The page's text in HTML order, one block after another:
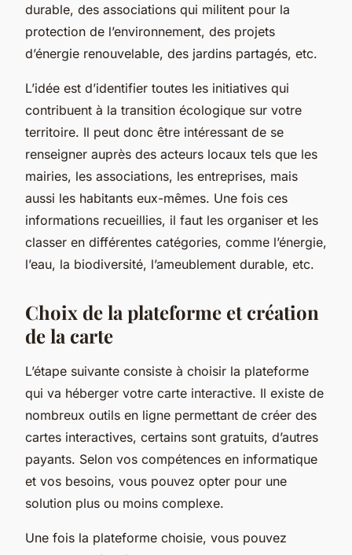
durable, des associations qui militent pour la
protection de l’environnement, des projets
d’énergie renouvelable, des jardins partagés, etc.
L’idée est d’identifier toutes les initiatives qui
contribuent à la transition écologique sur votre
territoire. Il peut donc être intéressant de se
renseigner auprès des acteurs locaux tels que les
mairies, les associations, les entreprises, mais
aussi les habitants eux-mêmes. Une fois ces
informations recueillies, il faut les organiser et les
classer en différentes catégories, comme l’énergie,
l’eau, la biodiversité, l’ameublement durable, etc.
Choix de la plateforme et création
de la carte
L’étape suivante consiste à choisir la plateforme
qui va héberger votre carte interactive. Il existe de
nombreux outils en ligne permettant de créer des
cartes interactives, certains sont gratuits, d’autres
payants. Selon vos compétences en informatique
et vos besoins, vous pouvez opter pour une
solution plus ou moins complexe.
Une fois la plateforme choisie, vous pouvez